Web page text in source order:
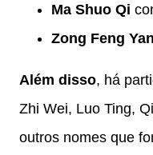
Ma Shuo Qi
Zong Feng Yan
Além disso, há
Zhi Wei, Luo Ting,
outros nomes que